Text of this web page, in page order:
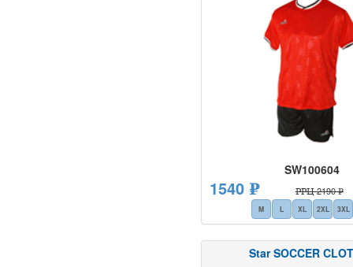
SW100604
1540 ₽ РРЦ 2190 ₽
M L XL 2XL 3XL
Star SOCCER